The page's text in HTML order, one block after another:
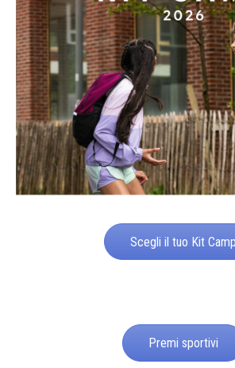
Scegli il tuo Kit Camp
Premi sportivi